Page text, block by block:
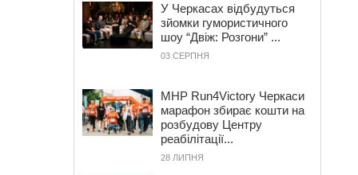
У Черкасах відбудуться
зйомки гумористичного
шоу “Двіж: Розгони” ...
03 СЕРПНЯ
MHP Run4Victory Черкаси
марафон збирає кошти на
розбудову Центру
реабілітації...
28 ЛИПНЯ